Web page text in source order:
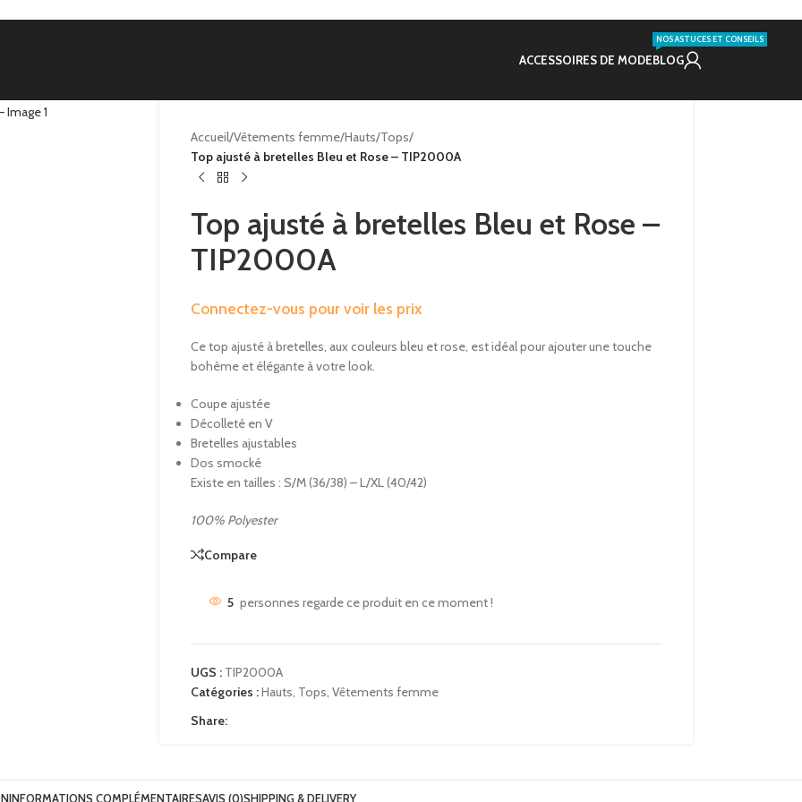
ACCESSOIRES DE MODEBLOG
NOS ASTUCES ET CONSEILS
Accueil/Vêtements femme/Hauts/Tops/
Top ajusté à bretelles Bleu et Rose – TIP2000A
Top ajusté à bretelles Bleu et Rose –
TIP2000A
Connectez-vous pour voir les prix
Ce top ajusté à bretelles, aux couleurs bleu et rose, est idéal pour ajouter une touche
bohème et élégante à votre look.
Coupe ajustée
Décolleté en V
Bretelles ajustables
Dos smocké
Existe en tailles : S/M (36/38) – L/XL (40/42)
100% Polyester
Compare
5 personnes regarde ce produit en ce moment !
UGS : TIP2000A
Catégories :Hauts, Tops, Vêtements femme
Share:
INFORMATIONS COMPLÉMENTAIRESAVIS (0)SHIPPING & DELIVERY